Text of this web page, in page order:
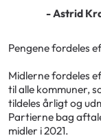
- Astrid
Pengene fordeles
Midlerne fordeles
til alle kommuner,
tildeles årligt og
Partierne bag
midler i 2021.